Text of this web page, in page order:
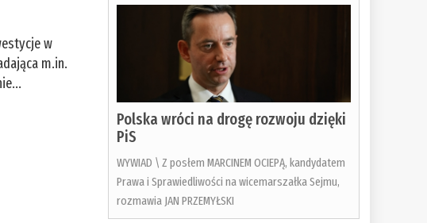
w
m.in.
Polska wróci na drogę rozwoju dzięki
PiS
WYWIAD \ Z posłem MARCINEM OCIEPĄ, kandydatem
Prawa i Sprawiedliwości na wicemarszałka Sejmu,
rozmawia JAN PRZEMYŁSKI